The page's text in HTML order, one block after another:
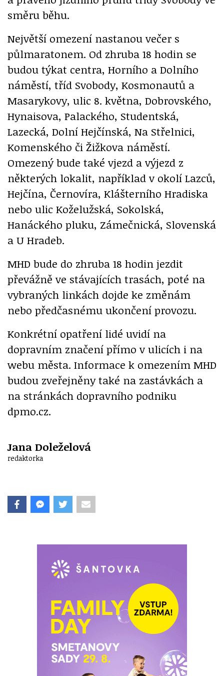
směru běhu.
Největší omezení nastanou večer s
půlmaratonem. Od zhruba 18 hodin se
budou týkat centra, Horního a Dolního
náměstí, tříd Svobody, Kosmonautů a
Masarykovy, ulic 8. května, Dobrovského,
Hynaisova, Palackého, Studentská,
Lazecká, Dolní Hejčínská, Na Střelnici,
Komenského či Žižkova náměstí.
Omezený bude také vjezd a výjezd z
některých lokalit, například v okolí Lazců,
Hejčína, Černovíra, Klášterního Hradiska
nebo ulic Koželužská, Sokolská,
Hanáckého pluku, Zámečnická, Slovenská
a U Hradeb.
MHD bude do zhruba 18 hodin jezdit
převážně ve stávajících trasách, poté na
vybraných linkách dojde ke změnám
nebo předčasnému ukončení provozu.
Konkrétní opatření lidé uvidí na
dopravním značení přímo v ulicích i na
webu města. Informace k omezením MHD
budou zveřejněny také na zastávkách a
na stránkách dopravního podniku
dpmo.cz.
Jana Doleželová
redaktorka